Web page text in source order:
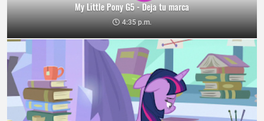
My Little Pony G5 - Deja tu marca
4:35 p.m.